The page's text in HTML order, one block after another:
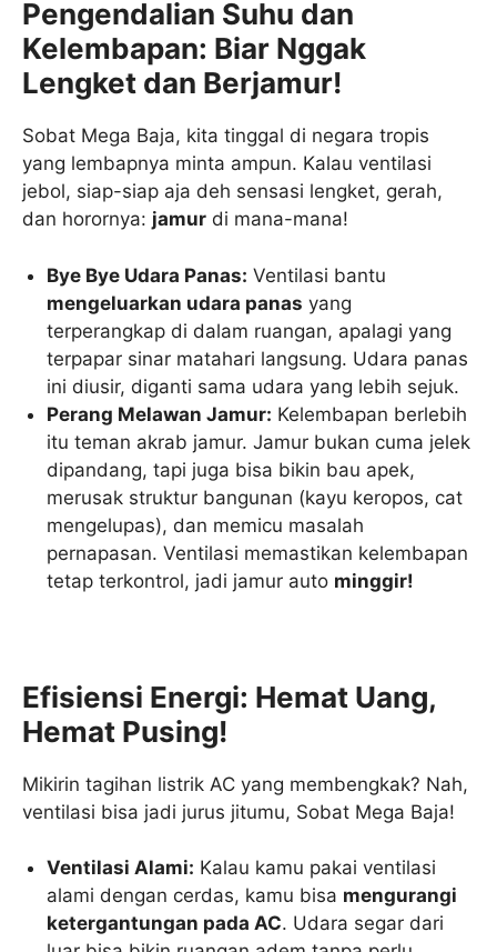
Pengendalian Suhu dan
Kelembapan: Biar Nggak
Lengket dan Berjamur!
Sobat Mega Baja, kita tinggal di negara tropis
yang lembapnya minta ampun. Kalau ventilasi
jebol, siap-siap aja deh sensasi lengket, gerah,
dan horornya: jamur di mana-mana!
Bye Bye Udara Panas: Ventilasi bantu
mengeluarkan udara panas yang
terperangkap di dalam ruangan, apalagi yang
terpapar sinar matahari langsung. Udara panas
ini diusir, diganti sama udara yang lebih sejuk.
Perang Melawan Jamur: Kelembapan berlebih
itu teman akrab jamur. Jamur bukan cuma jelek
dipandang, tapi juga bisa bikin bau apek,
merusak struktur bangunan (kayu keropos, cat
mengelupas), dan memicu masalah
pernapasan. Ventilasi memastikan kelembapan
tetap terkontrol, jadi jamur auto minggir!
Efisiensi Energi: Hemat Uang,
Hemat Pusing!
Mikirin tagihan listrik AC yang membengkak? Nah,
ventilasi bisa jadi jurus jitumu, Sobat Mega Baja!
Ventilasi Alami: Kalau kamu pakai ventilasi
alami dengan cerdas, kamu bisa mengurangi
ketergantungan pada AC. Udara segar dari